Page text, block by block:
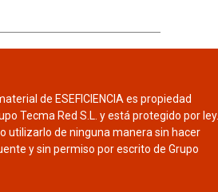
de ESEFICIENCIA es propiedad
Tecma Red S.L. y está protegido por ley.
utilizarlo de ninguna manera sin hacer
y sin permiso por escrito de Grupo